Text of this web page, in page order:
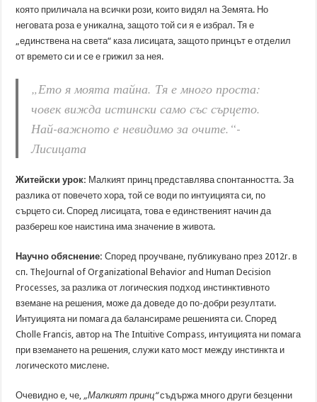
която приличала на всички рози, които видял на Земята. Но
неговата роза е уникална, защото той си я е избрал. Тя е
„единствена на света“ каза лисицата, защото принцът е отделил
от времето си и се е грижил за нея.
„Ето я моята тайна. Тя е много проста:
човек вижда истински само със сърцето.
Най-важното е невидимо за очите.“-
Лисицата
Житейски урок: Малкият принц представлява спонтанността. За
разлика от повечето хора, той се води по интуицията си, по
сърцето си. Според лисицата, това е единственият начин да
разбереш кое наистина има значение в живота.
Научно обяснение: Според проучване, публикувано през 2012г. в
сп. TheJournal of Organizational Behavior and Human Decision
Processes, за разлика от логическия подход инстинктивното
вземане на решения, може да доведе до по-добри резултати.
Интуицията ни помага да балансираме решенията си. Според
Cholle Francis, автор на The Intuitive Compass, интуицията ни помага
при вземането на решения, служи като мост между инстинкта и
логическото мислене.
Очевидно е, че, „Малкият принц“съдържа много други безценни